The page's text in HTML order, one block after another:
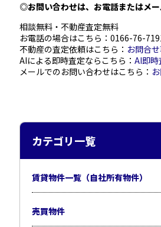
◎お問い合わせは、お電話またはメー
相談無料・不動産査定無料
お電話の場合はこちら： 0166-76-
不動産の査定依頼はこちら： お問合
AIによる即時査定ならこちら： AI即時
メールでのお問い合わせはこちら：
カテゴリ一覧
賃貸物件一覧（自社所有物件）
売買物件